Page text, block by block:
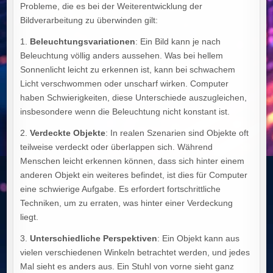
Probleme, die es bei der Weiterentwicklung der
Bildverarbeitung zu überwinden gilt:
1. Beleuchtungsvariationen: Ein Bild kann je nach
Beleuchtung völlig anders aussehen. Was bei hellem
Sonnenlicht leicht zu erkennen ist, kann bei schwachem
Licht verschwommen oder unscharf wirken. Computer
haben Schwierigkeiten, diese Unterschiede auszugleichen,
insbesondere wenn die Beleuchtung nicht konstant ist.
2.Verdeckte Objekte: In realen Szenarien sind Objekte oft
teilweise verdeckt oder überlappen sich. Während
Menschen leicht erkennen können, dass sich hinter einem
anderen Objekt ein weiteres befindet, ist dies für Computer
eine schwierige Aufgabe. Es erfordert fortschrittliche
Techniken, um zu erraten, was hinter einer Verdeckung
liegt.
3.Unterschiedliche Perspektiven: Ein Objekt kann aus
vielen verschiedenen Winkeln betrachtet werden, und jedes
Mal sieht es anders aus. Ein Stuhl von vorne sieht ganz